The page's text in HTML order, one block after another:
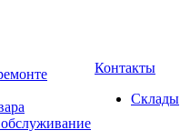
Контакты
Склады